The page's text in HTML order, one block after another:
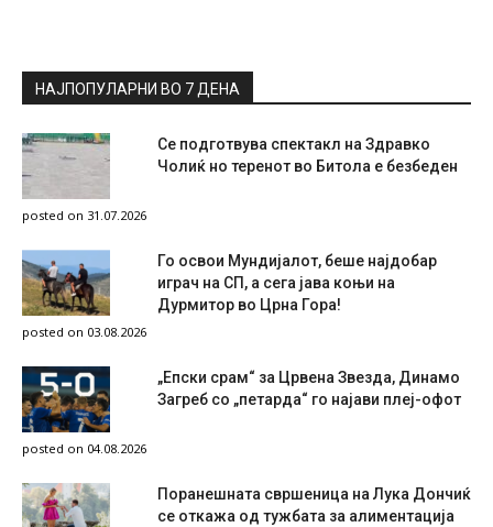
НАЈПОПУЛАРНИ ВО 7 ДЕНА
Се подготвува спектакл на Здравко
Чолиќ но теренот во Битола е безбеден
posted on 31.07.2026
Го освои Мундијалот, беше најдобар
играч на СП, а сега јава коњи на
Дурмитор во Црна Гора!
posted on 03.08.2026
„Епски срам“ за Црвена Звезда, Динамо
Загреб со „петарда“ го најави плеј-офот
posted on 04.08.2026
Поранешната свршеница на Лука Дончиќ
се откажа од тужбата за алиментација